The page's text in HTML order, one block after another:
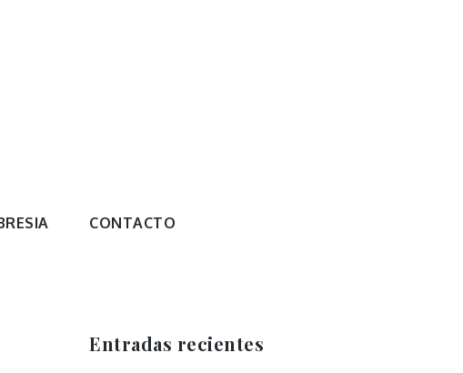
CONTACTO
Entradas recientes